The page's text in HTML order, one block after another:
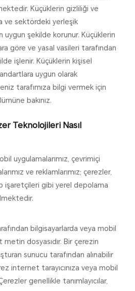
Küçüklerin gizliliği ve
ve sektördeki yerleşik
uygun şekilde korunur. Küçüklerin
göre ve yasal vasileri tarafından
işlenir. Küçüklerin kişisel
uygun olarak
tarafımıza bilgi vermek için
bakınız.
Teknolojileri Nasıl
uygulamalarımız, çevrimiçi
ve reklamlarımız; çerezler,
işaretçileri gibi yerel depolama
bilgisayarlarda veya mobil
metin dosyasıdır. Bir çerezin
sunucu tarafından alınabilir
internet tarayıcınıza veya mobil
genellikle tanımlayıcılar,